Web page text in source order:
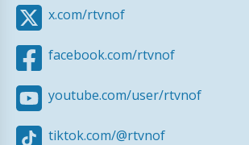
x.com/rtvnof
facebook.com/rtvnof
youtube.com/user/rtvnof
tiktok.com/@rtvnof